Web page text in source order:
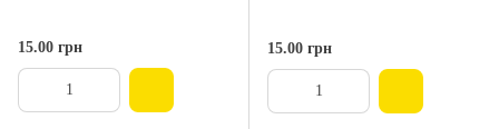
15.00 грн 15.00 грн